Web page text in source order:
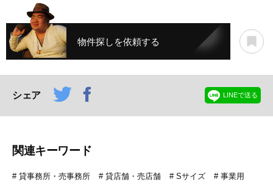
物件探しを依頼する
シェア LINEで送る
関連キーワード
貸事務所・売事務所 貸店舗・売店舗 Sサイズ
事業用